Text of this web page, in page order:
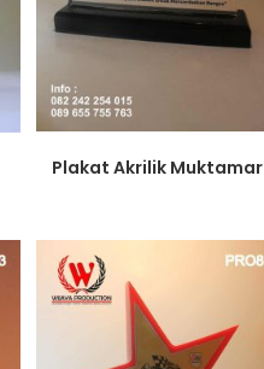
Plakat Akrilik Muktamar